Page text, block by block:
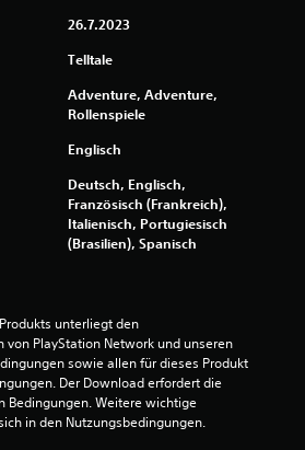
26.7.2023
Telltale
Adventure, Adventure,
Rollenspiele
Englisch
Deutsch, Englisch,
Französisch (Frankreich),
Italienisch, Portugiesisch
(Brasilien), Spanisch
unterliegt den
von PlayStation Network und unseren
sowie allen für dieses Produkt
Der Download erfordert die
Bedingungen. Weitere wichtige
in den Nutzungsbedingungen.